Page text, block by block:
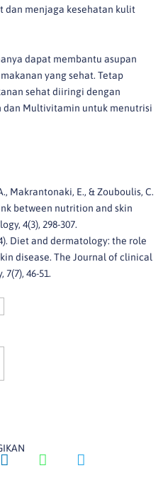
dan menjaga kesehatan kulit
dapat membantu asupan
yang sehat. Tetap
sehat diiringi dengan
dan Multivitamin untuk menutrisi
Makrantonaki, E., & Zouboulis, C.
between nutrition and skin
4(3), 298-307.
Diet and dermatology: the role
disease. The Journal of clinical
46-51.